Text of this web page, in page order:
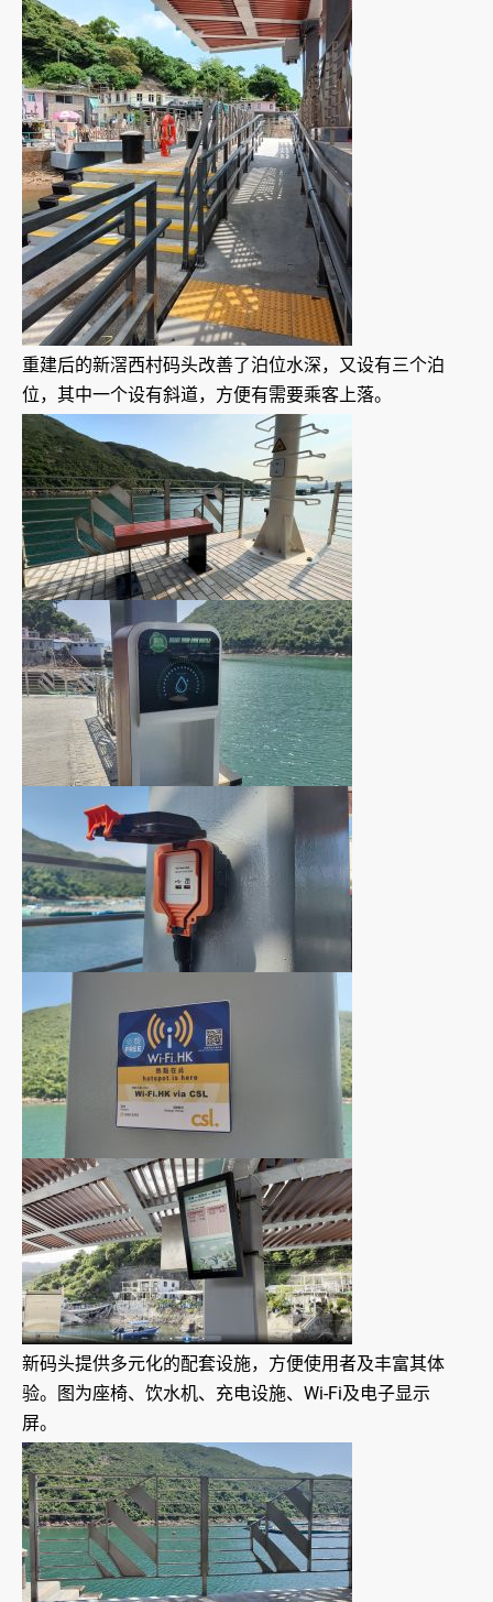
重建后的新滘西村码头改善了泊位水深，又设有三个泊
位，其中一个设有斜道，方便有需要乘客上落。
新码头提供多元化的配套设施，方便使用者及丰富其体
验。图为座椅、饮水机、充电设施、Wi-Fi及电子显示
屏。